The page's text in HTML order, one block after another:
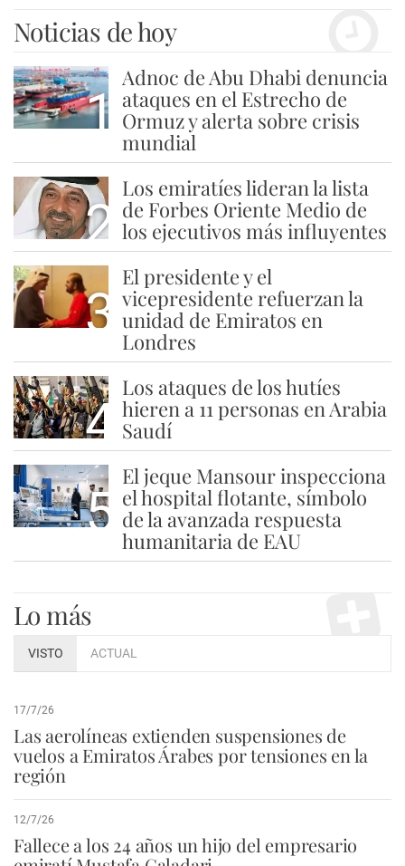
Noticias de hoy
1
Adnoc de Abu Dhabi denuncia
ataques en el Estrecho de
Ormuz y alerta sobre crisis
mundial
2
Los emiratíes lideran la lista
de Forbes Oriente Medio de
los ejecutivos más influyentes
3
El presidente y el
vicepresidente refuerzan la
unidad de Emiratos en
Londres
4
Los ataques de los hutíes
hieren a 11 personas en Arabia
Saudí
5
El jeque Mansour inspecciona
el hospital flotante, símbolo
de la avanzada respuesta
humanitaria de EAU
Lo más
VISTO ACTUAL
17/7/26
Las aerolíneas extienden suspensiones de
vuelos a Emiratos Árabes por tensiones en la
región
12/7/26
Fallece a los 24 años un hijo del empresario